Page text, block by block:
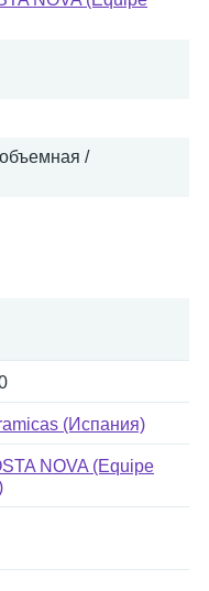
/
(Испания)
NOVA (Equipe